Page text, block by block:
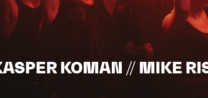
KOMAN // MIKE